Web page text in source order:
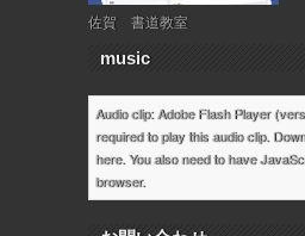
佐賀 書道教室
music
Audio clip: Adobe Flash Player
required to play this audio clip.
here. You also need to have
browser.